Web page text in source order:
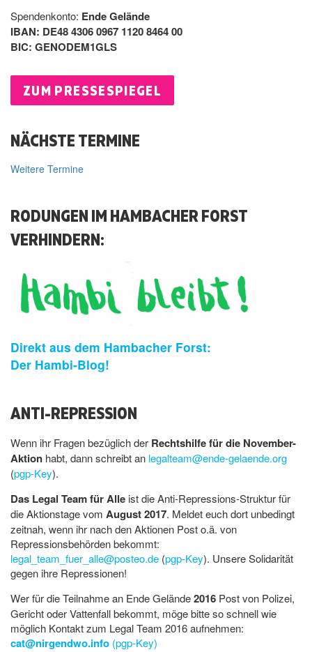
Spendenkonto: Ende Gelände
IBAN: DE48 4306 0967 1120 8464 00
BIC: GENODEM1GLS
ZUM PRESSESPIEGEL
NÄCHSTE TERMINE
Weitere Termine
RODUNGEN IM HAMBACHER FORST
VERHINDERN:
Direkt aus dem Hambacher Forst:
Der Hambi-Blog!
ANTI-REPRESSION
Wenn ihr Fragen bezüglich der Rechtshilfe für die November-
Aktion habt, dann schreibt an legalteam@ende-gelaende.org
(pgp-Key).
Das Legal Team für Alle ist die Anti-Repressions-Struktur für
die Aktionstage vom August 2017. Meldet euch dort unbedingt
zeitnah, wenn ihr nach den Aktionen Post o.ä. von
Repressionsbehörden bekommt:
legal_team_fuer_alle@posteo.de (pgp-Key). Unsere Solidarität
gegen ihre Repressionen!
Wer für die Teilnahme an Ende Gelände2016 Post von Polizei,
Gericht oder Vattenfall bekommt, möge bitte so schnell wie
möglich Kontakt zum Legal Team 2016 aufnehmen:
cat@nirgendwo.info (pgp-Key)